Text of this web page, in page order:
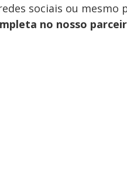
sociais ou mesmo
no nosso